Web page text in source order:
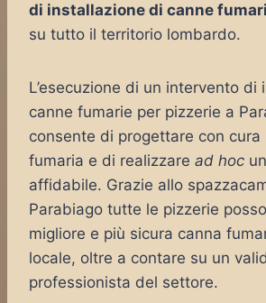
di installazione di canne
su tutto il territorio lombardo.
L’esecuzione di un intervento di
canne fumarie per pizzerie a
consente di progettare con cura
fumaria e di realizzare ad hoc
affidabile. Grazie allo
Parabiago tutte le pizzerie
migliore e più sicura canna
locale, oltre a contare su un
professionista del settore.